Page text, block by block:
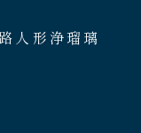
人形浄瑠璃